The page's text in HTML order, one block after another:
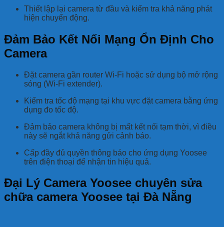
Thiết lập lại camera từ đầu và kiểm tra khả năng phát
hiện chuyển động.
Đảm Bảo Kết Nối Mạng Ổn Định Cho
Camera
Đặt camera gần router Wi-Fi hoặc sử dụng bộ mở rộng
sóng (Wi-Fi extender).
Kiểm tra tốc độ mạng tại khu vực đặt camera bằng ứng
dụng đo tốc độ.
Đảm bảo camera không bị mất kết nối tạm thời, vì điều
này sẽ ngắt khả năng gửi cảnh báo.
Cấp đầy đủ quyền thông báo cho ứng dụng Yoosee
trên điện thoại để nhận tin hiệu quả.
Đại Lý Camera Yoosee chuyên sửa
chữa camera Yoosee tại Đà Nẵng